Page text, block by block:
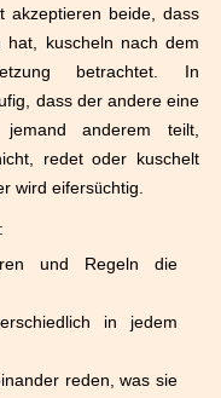
akzeptieren beide, dass
kuscheln nach dem
betrachtet. In
dass der andere eine
anderem teilt,
redet oder kuschelt
wird eifersüchtig.
und Regeln die
in jedem
reden, was sie